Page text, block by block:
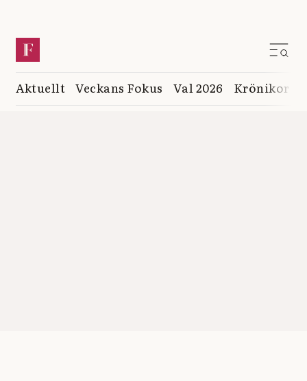
Aktuellt Veckans Fokus Val 2026 Krönikor